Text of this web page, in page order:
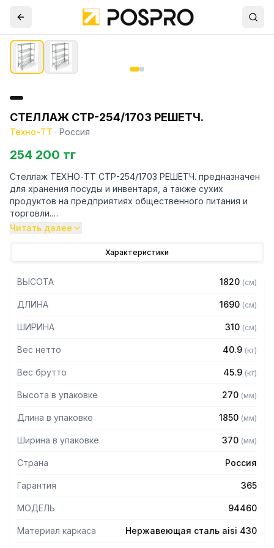
СТЕЛЛАЖ СТР-254/1703 РЕШЕТЧ.
Техно-ТТ · Россия
254 200 тг
Стеллаж ТЕХНО-ТТ СТР-254/1703 РЕШЕТЧ. предназначен
для хранения посуды и инвентаря, а также сухих
продуктов на предприятиях общественного питания и
торговли.
430 толщиной 1,2 мм
— Четыре решетчатые полки из нержавеющей стали
марки AISI 304 толщиной 0,8 мм
— Расстояние между полками регулируемое с шагом 120
— Регулируемые опоры
Читать далее
Характеристики
ВЫСОТА 1820 (см)
ДЛИНА 1690 (см)
ШИРИНА 310 (см)
Вес нетто 40.9 (кг)
Вес брутто 45.9 (кг)
Высота в упаковке 270 (мм)
Длина в упаковке 1850 (мм)
Ширина в упаковке 370 (мм)
Страна Россия
Гарантия 365
МОДЕЛЬ 94460
Материал каркаса Нержавеющая сталь aisi 430